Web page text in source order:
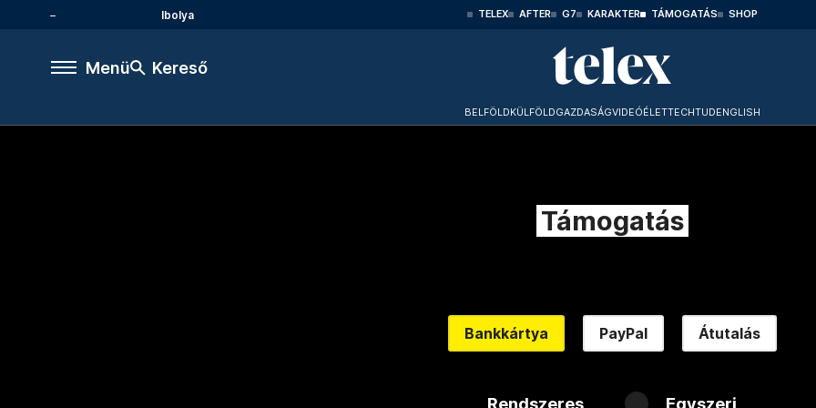
Ibolya TELEX AFTER G7 KARAKTER TÁMOGATÁS SHOP
Menü Kereső
BELFÖLDKÜLFÖLDGAZDASÁGVIDEÓÉLETTECHTUDENGLISH
Támogatás
Bankkártya PayPal Átutalás
Rendszeres Egyszeri